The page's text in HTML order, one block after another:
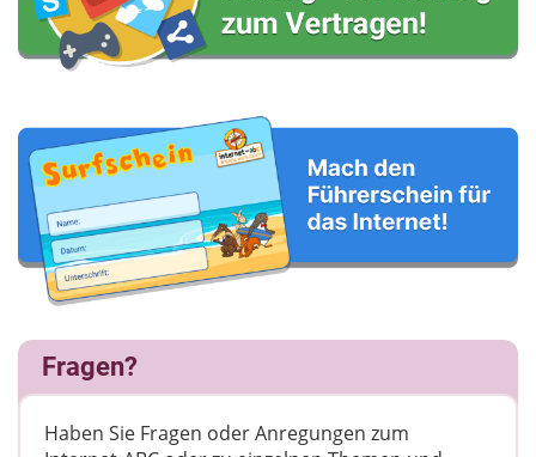
Fragen?
Haben Sie Fragen oder Anregungen zum